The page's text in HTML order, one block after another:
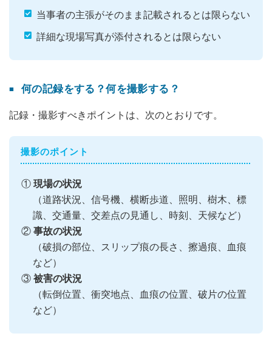
当事者の主張がそのまま記載されるとは限らない
詳細な現場写真が添付されるとは限らない
何の記録をする？何を撮影する？
記録・撮影すべきポイントは、次のとおりです。
撮影のポイント
① 現場の状況
（道路状況、信号機、横断歩道、照明、樹木、標
識、交通量、交差点の見通し、時刻、天候など）
② 事故の状況
（破損の部位、スリップ痕の長さ、擦過痕、血痕
など）
③ 被害の状況
（転倒位置、衝突地点、血痕の位置、破片の位置
など）